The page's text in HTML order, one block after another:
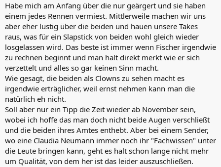
Habe mich am Anfang über die nur geärgert und sie haben
einem jedes Rennen vermiest. Mittlerweile machen wir uns
aber eher lustig über die beiden und hauen unsere Takes
raus, was für ein Slapstick von beiden wohl gleich wieder
losgelassen wird. Das beste ist immer wenn Fischer irgendwie
zu rechnen beginnt und man halt direkt merkt wie er sich
verzettelt und alles so gar keinen Sinn macht.
Wie gesagt, die beiden als Clowns zu sehen macht es
irgendwie erträglicher, weil ernst nehmen kann man die
natürlich eh nicht.
Soll aber nur ein Tipp die Zeit wieder ab November sein,
wobei ich hoffe das man doch nicht beide Augen verschließt
und die beiden ihres Amtes enthebt. Aber bei einem Sender,
wo eine Claudia Neumann immer noch ihr "Fachwissen" unter
die Leute bringen kann, geht es halt schon lange nicht mehr
um Qualität, von dem her ist das leider auszuschließen.